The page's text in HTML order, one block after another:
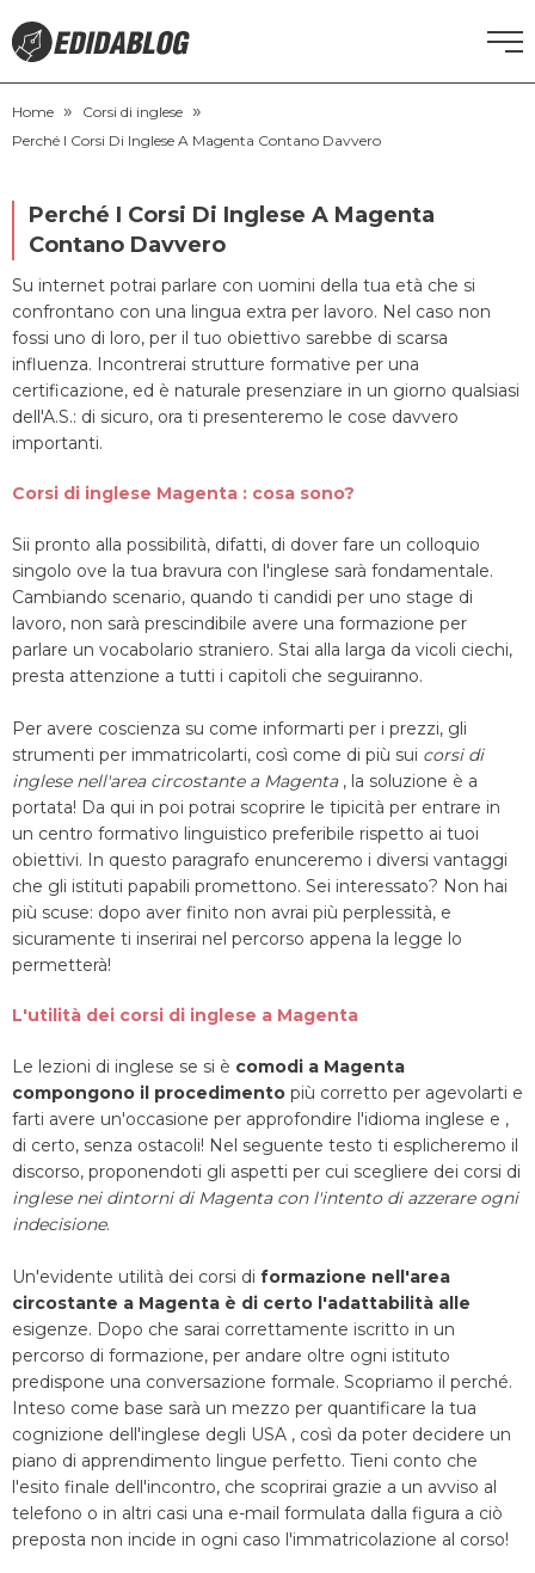
CORSI DI INGLESE
SCUOLE PRIVATE
SCUOLE SERALI
NEWS
Home » Corsi di inglese »
Perché I Corsi Di Inglese A Magenta Contano Davvero
Perché I Corsi Di Inglese A Magenta
Contano Davvero
Su internet potrai parlare con uomini della tua età che si
confrontano con una lingua extra per lavoro. Nel caso non
fossi uno di loro, per il tuo obiettivo sarebbe di scarsa
influenza. Incontrerai strutture formative per una
certificazione, ed è naturale presenziare in un giorno qualsiasi
dell'A.S.: di sicuro, ora ti presenteremo le cose davvero
importanti.
Corsi di inglese Magenta : cosa sono?
Sii pronto alla possibilità, difatti, di dover fare un colloquio
singolo ove la tua bravura con l'inglese sarà fondamentale.
Cambiando scenario, quando ti candidi per uno stage di
lavoro, non sarà prescindibile avere una formazione per
parlare un vocabolario straniero. Stai alla larga da vicoli ciechi,
presta attenzione a tutti i capitoli che seguiranno.
Per avere coscienza su come informarti per i prezzi, gli
strumenti per immatricolarti, così come di più sui corsi di
inglese nell'area circostante a Magenta , la soluzione è a
portata! Da qui in poi potrai scoprire le tipicità per entrare in
un centro formativo linguistico preferibile rispetto ai tuoi
obiettivi. In questo paragrafo enunceremo i diversi vantaggi
che gli istituti papabili promettono. Sei interessato? Non hai
più scuse: dopo aver finito non avrai più perplessità, e
sicuramente ti inserirai nel percorso appena la legge lo
permetterà!
L'utilità dei corsi di inglese a Magenta
Le lezioni di inglese se si è comodi a Magenta
compongono il procedimento più corretto per agevolarti e
farti avere un'occasione per approfondire l'idioma inglese e ,
di certo, senza ostacoli! Nel seguente testo ti esplicheremo il
discorso, proponendoti gli aspetti per cui scegliere dei corsi di
inglese nei dintorni di Magenta con l'intento di azzerare ogni
indecisione.
Un'evidente utilità dei corsi di formazione nell'area
circostante a Magenta è di certo l'adattabilità alle
esigenze. Dopo che sarai correttamente iscritto in un
percorso di formazione, per andare oltre ogni istituto
predispone una conversazione formale. Scopriamo il perché.
Inteso come base sarà un mezzo per quantificare la tua
cognizione dell'inglese degli USA , così da poter decidere un
piano di apprendimento lingue perfetto. Tieni conto che
l'esito finale dell'incontro, che scoprirai grazie a un avviso al
telefono o in altri casi una e-mail formulata dalla figura a ciò
preposta non incide in ogni caso l'immatricolazione al corso!